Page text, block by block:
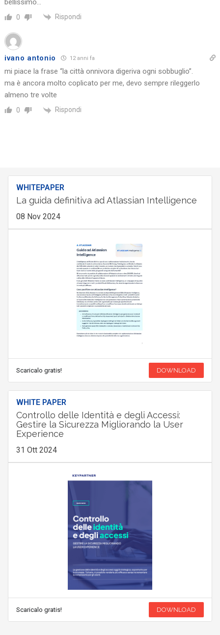
bellissimo…
0 Rispondi
ivano antonio 12 anni fa
mi piace la frase “la città onnivora digeriva ogni sobbuglio”.
ma è ancora molto coplicato per me, devo sempre rileggerlo
almeno tre volte
0 Rispondi
WHITEPAPER
La guida definitiva ad Atlassian Intelligence
08 Nov 2024
Scaricalo gratis! DOWNLOAD
WHITE PAPER
Controllo delle Identità e degli Accessi:
Gestire la Sicurezza Migliorando la User
Experience
31 Ott 2024
Scaricalo gratis! DOWNLOAD